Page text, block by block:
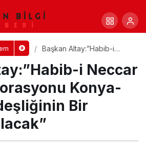
Başkan Altay:”Habib-i
Restorasyonu Konya-
Hatay Kardeşliğinin Bir
Nişanesi Olacak”
i Neccar
Konya-
Bir
6 Şubat Depremi’nde
için saygı duruşu
Paylaş